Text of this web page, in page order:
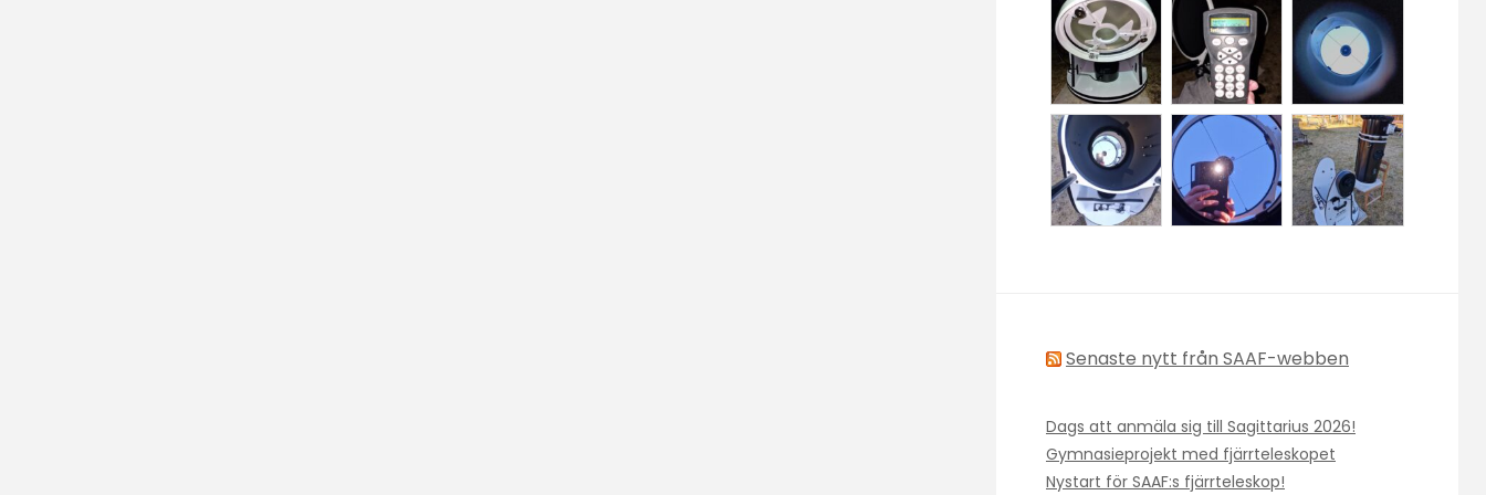
Senaste nytt från SAAF-webben
Dags att anmäla sig till Sagittarius 2026!
Gymnasieprojekt med fjärrteleskopet
Nystart för SAAF:s fjärrteleskop!